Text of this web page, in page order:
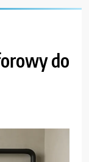
do